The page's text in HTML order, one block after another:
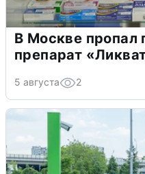
В Москве пропал
препарат
5 августа 2